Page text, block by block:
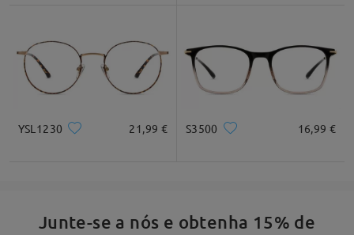
YSL1230 21,99 € S3500 16,99 €
Junte-se a nós e obtenha 15% de